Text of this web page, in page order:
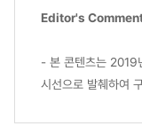
Editor's
- 본 콘텐츠는 2019
시선으로 발췌하여